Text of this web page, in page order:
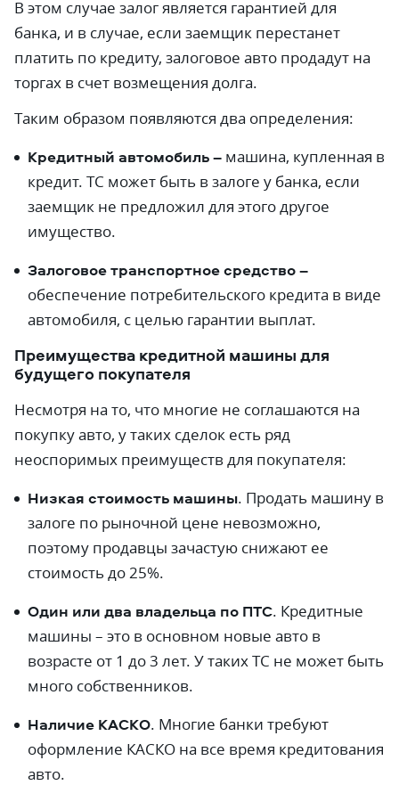
В этом случае залог является гарантией для
банка, и в случае, если заемщик перестанет
платить по кредиту, залоговое авто продадут на
торгах в счет возмещения долга.
Таким образом появляются два определения:
Кредитный автомобиль – машина, купленная в
кредит. ТС может быть в залоге у банка, если
заемщик не предложил для этого другое
имущество.
Залоговое транспортное средство –
обеспечение потребительского кредита в виде
автомобиля, с целью гарантии выплат.
Преимущества кредитной машины для
будущего покупателя
Несмотря на то, что многие не соглашаются на
покупку авто, у таких сделок есть ряд
неоспоримых преимуществ для покупателя:
Низкая стоимость машины. Продать машину в
залоге по рыночной цене невозможно,
поэтому продавцы зачастую снижают ее
стоимость до 25%.
Один или два владельца по ПТС. Кредитные
машины – это в основном новые авто в
возрасте от 1 до 3 лет. У таких ТС не может быть
много собственников.
Наличие КАСКО. Многие банки требуют
оформление КАСКО на все время кредитования
авто.